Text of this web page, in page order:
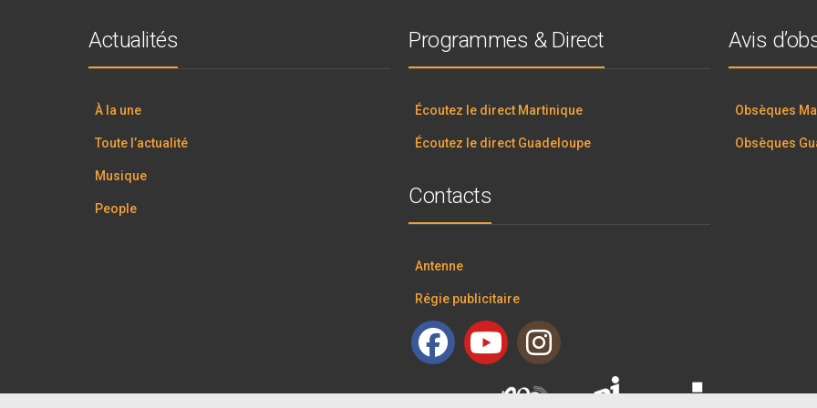
Actualités
À la une
Toute l’actualité
Musique
People
Programmes & Direct
Écoutez le direct Martinique
Écoutez le direct Guadeloupe
Avis
Obsèques
Obsèques
Contacts
Antenne
Régie publicitaire